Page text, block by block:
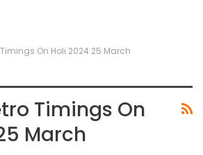
On Holi 2024 25 March
Timings On
March